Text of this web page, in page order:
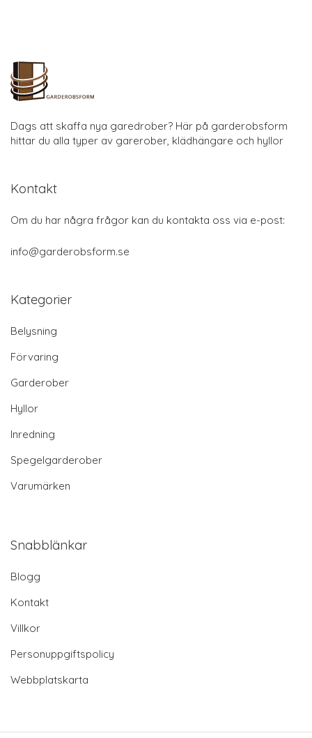
Dags att skaffa nya garedrober? Här på garderobsform
hittar du alla typer av garerober, klädhängare och hyllor
Kontakt
Om du har några frågor kan du kontakta oss via e-post:
info@garderobsform.se
Kategorier
Belysning
Förvaring
Garderober
Hyllor
Inredning
Spegelgarderober
Varumärken
Snabblänkar
Blogg
Kontakt
Villkor
Personuppgiftspolicy
Webbplatskarta